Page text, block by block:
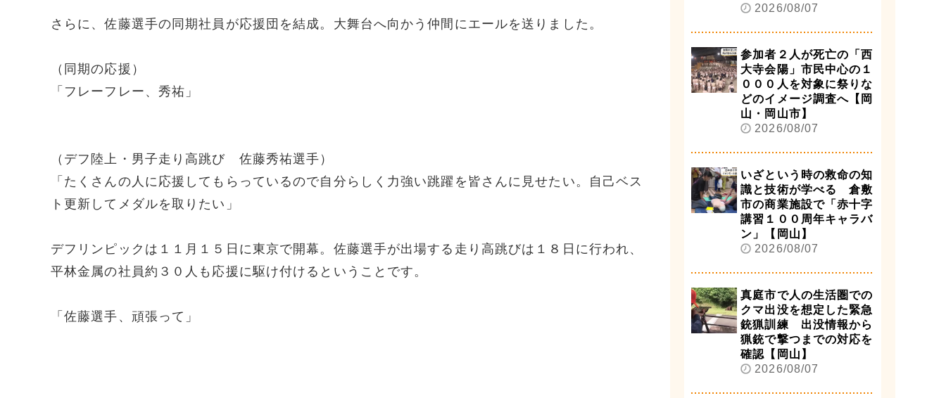
さらに、佐藤選手の同期社員が応援団を結成。大舞台へ向かう仲間にエールを送りました。
（同期の応援）
「フレーフレー、秀祐」
（デフ陸上・男子走り高跳び 佐藤秀祐選手）
「たくさんの人に応援してもらっているので自分らしく力強い跳躍を皆さんに見せたい。自己ベス
ト更新してメダルを取りたい」
デフリンピックは１１月１５日に東京で開幕。佐藤選手が出場する走り高跳びは１８日に行われ、
平林金属の社員約３０人も応援に駆け付けるということです。
「佐藤選手、頑張って」
2026/08/07
参加者２人が死亡の「西
大寺会陽」市民中心の１
０００人を対象に祭りな
どのイメージ調査へ【岡
山・岡山市】
2026/08/07
いざという時の救命の知
識と技術が学べる 倉敷
市の商業施設で「赤十字
講習１００周年キャラバ
ン」【岡山】
2026/08/07
真庭市で人の生活圏での
クマ出没を想定した緊急
銃猟訓練 出没情報から
猟銃で撃つまでの対応を
確認【岡山】
2026/08/07